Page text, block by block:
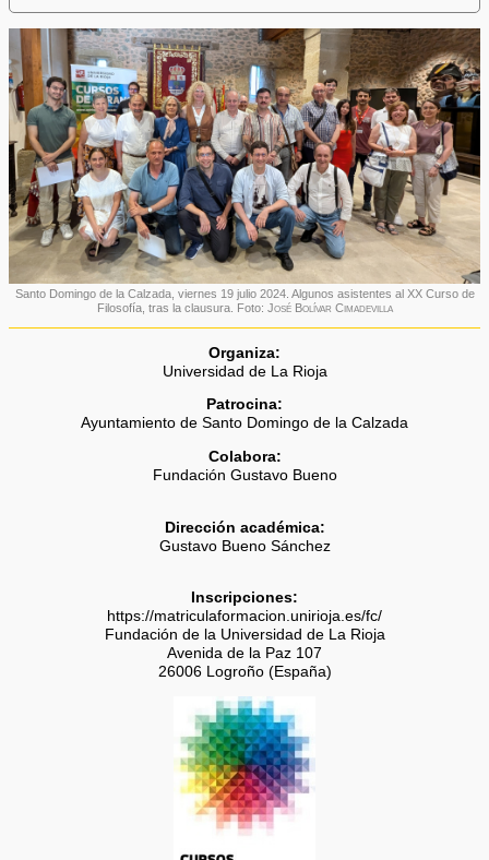
Santo Domingo de la Calzada, viernes 19 julio 2024. Algunos asistentes al XX Curso de
Filosofía, tras la clausura. Foto: José Bolívar Cimadevilla
Organiza:
Universidad de La Rioja
Patrocina:
Ayuntamiento de Santo Domingo de la Calzada
Colabora:
Fundación Gustavo Bueno
Dirección académica:
Gustavo Bueno Sánchez
Inscripciones:
https://matriculaformacion.unirioja.es/fc/
Fundación de la Universidad de La Rioja
Avenida de la Paz 107
26006 Logroño (España)